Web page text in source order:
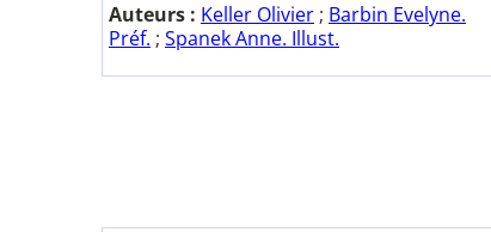
Auteurs : Keller Olivier ; Barbin Evelyne.
Préf. ; Spanek Anne. Illust.